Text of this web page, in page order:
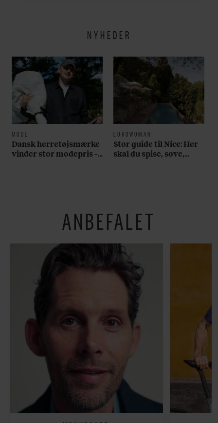
NYHEDER
MODE
Dansk herretøjsmærke
vinder stor modepris –
EUROWOMAN
Stor guide til Nice: Her
skal du spise, sove,
ANBEFALET